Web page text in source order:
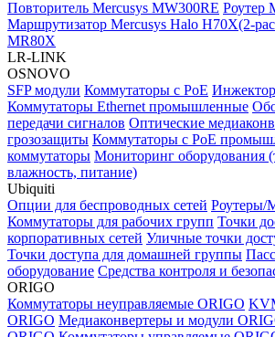
Повторитель Mercusys MW300RE Роутер
Маршрутизатор Mercusys Halo H70X(2-
MR80X
LR-LINK
OSNOVO
SFP модули Коммутаторы c PoE
Коммутаторы Ethernet промышленные
передачи сигналов Оптические
грозозащиты Коммутаторы с PoE
коммутаторы Мониторинг оборудования
влажность, питание)
Ubiquiti
Опции для беспроводных сетей Роутеры/
Коммутаторы для рабочих групп Точки
корпоративных сетей Уличные точки
Точки доступа для домашней группы
оборудование Средства контроля и
ORIGO
Коммутаторы неуправляемые ORIGO
ORIGO Медиаконвертеры и модули